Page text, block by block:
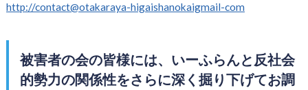
http://contact@otakaraya-higaishanokaigmail-com
被害者の会の皆様には、いーふらんと反社会
的勢力の関係性をさらに深く掘り下げてお調